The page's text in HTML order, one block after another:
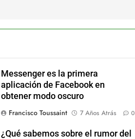
Messenger es la primera
aplicación de Facebook en
obtener modo oscuro
Francisco Toussaint
7 Años Atrás 0
¿Qué sabemos sobre el rumor del